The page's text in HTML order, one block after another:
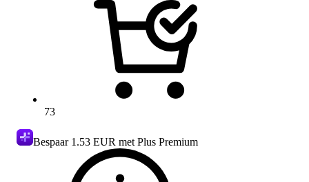
73
Bespaar 1.53 EUR met Plus Premium